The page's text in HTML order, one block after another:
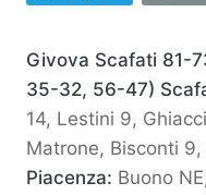
Givova Scafati 81-
35-32, 56-47)
14, Lestini 9,
Matrone, Bisconti
Piacenza: Buono